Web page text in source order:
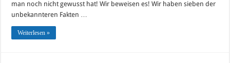
man noch nicht gewusst hat! Wir beweisen es! Wir haben sieben der
unbekannteren Fakten …
Weiterlesen »